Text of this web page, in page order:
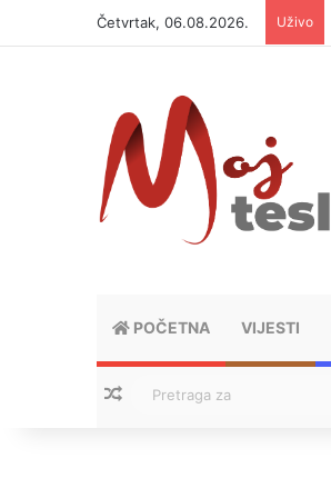
Četvrtak, 06.08.2026. Uživo
POČETNA VIJESTI
Nasumični tekstovi